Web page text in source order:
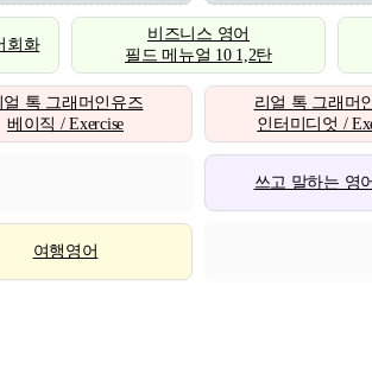
회화
비즈니스 영어
필드 메뉴얼 10 1,2탄
얼 톡 그래머인유즈
베이직 / Exercise
리얼 톡 그래머
인터미디엇 /
쓰고 말하는 영
여행영어